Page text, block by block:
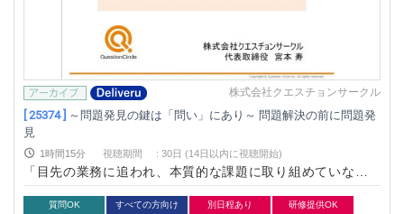
株式会社クエスチョンサークル
[ 25374 ]
～問題発見の鍵は「問い」にあり～ 問題解決の前に問題発
見
1時間15分 視聴期間 : 30日 (14日以内に視聴開始)
「目先の業務に追われ、本質的な課題に取り組めていない」
「与えられた問題の解決は得意だが、自ら課題設定できてな
い」そんな声を伺います。本講座では、問題の発見に有効な問
質問OK すべての方向け 別日程あり
研修提供OK